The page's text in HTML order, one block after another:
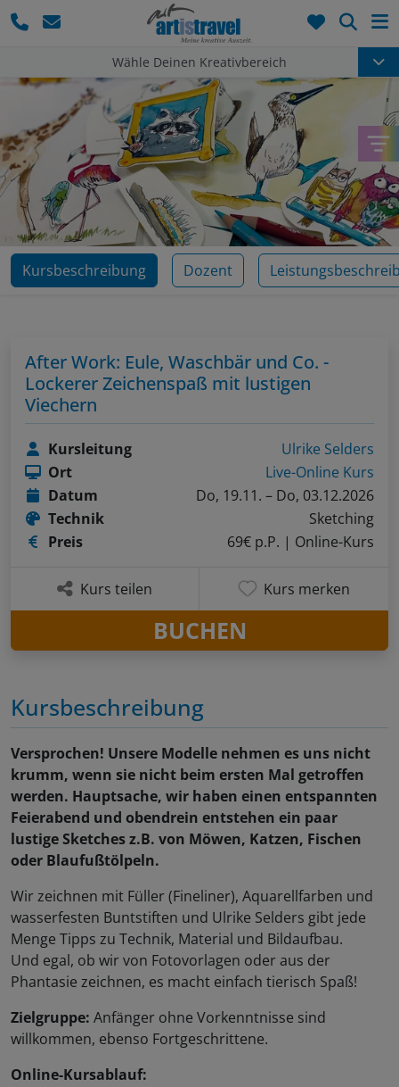
Wähle Deinen Kreativbereich
Kursbeschreibung Dozent
Kursbeschreibung
Versprochen! Unsere Modelle nehmen es uns nicht
krumm, wenn sie nicht beim ersten Mal getroffen
werden. Hauptsache, wir haben einen entspannten
Feierabend und obendrein entstehen ein paar
lustige Sketches z.B. von Möwen, Katzen, Fischen
oder Blaufußtölpeln.
Wir zeichnen mit Füller (Fineliner), Aquarellfarben und
wasserfesten Buntstiften und Ulrike Selders gibt jede
Menge Tipps zu Technik, Material und Bildaufbau.
Und egal, ob wir von Fotovorlagen oder aus der
Phantasie zeichnen, es macht einfach tierisch Spaß!
Zielgruppe: Anfänger ohne Vorkenntnisse sind
willkommen, ebenso Fortgeschrittene.
Online-Kursablauf:
After Work: Eule, Waschbär und Co. -
Lockerer Zeichenspaß mit lustigen
Viechern
Kursleitung
Ulrike Selders
Ort
Live-Online Kurs
Datum
Do, 19.11. – Do, 03.12.2026
Technik
Sketching
Preis
69€ p.P. | Online-Kurs
Kurs teilen Kurs merken
BUCHEN